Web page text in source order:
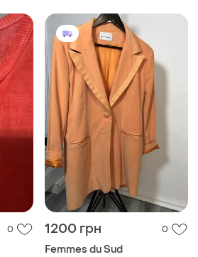
0 1200 грн 0
Femmes du Sud